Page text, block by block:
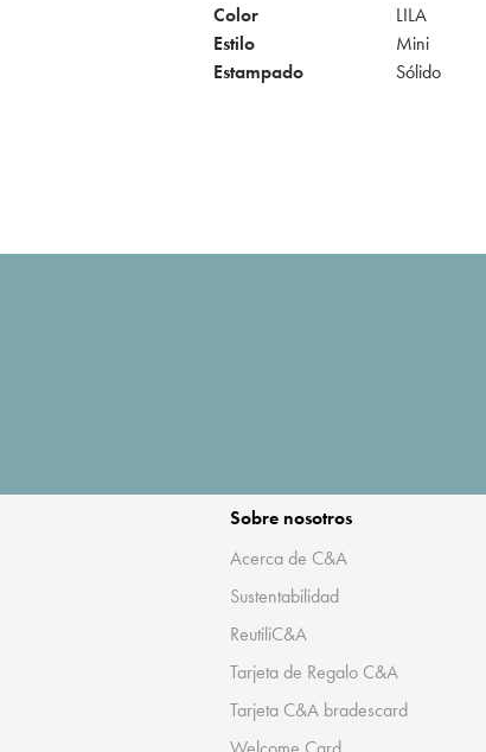
Color
LILA
Estilo
Mini
Estampado
Sólido
Sobre nosotros
Acerca de C&A
Sustentabilidad
ReutiliC&A
Tarjeta de Regalo C&A
Tarjeta C&A bradescard